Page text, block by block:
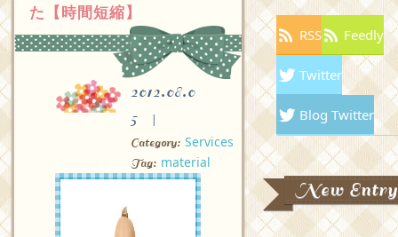
た【時間短縮】
2012.08.0
5
Category: Services
Tag: material
RSS Feedly
Twitter
Blog Twitter
New Entry